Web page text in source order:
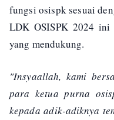
fungsi osispk sesuai
LDK OSISPK 2024 ini
yang mendukung.
"Insyaallah, kami
para ketua purna
kepada adik-adiknya